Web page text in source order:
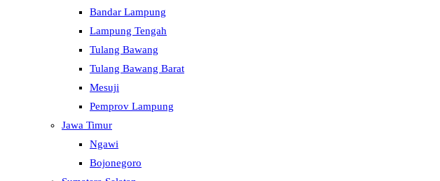
Bandar Lampung
Lampung Tengah
Tulang Bawang
Tulang Bawang Barat
Mesuji
Pemprov Lampung
Jawa Timur
Ngawi
Bojonegoro